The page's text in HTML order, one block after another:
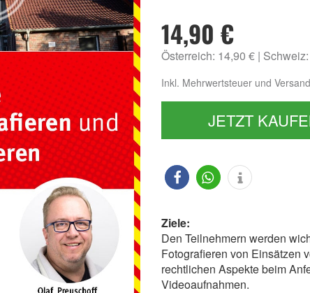
14,90 €
Österreich: 14,90 €
Inkl. Mehrwertsteuer und
JETZT
Ziele:
Den Teilnehmern werden
Fotografieren von Einsätzen
rechtlichen Aspekte beim
Videoaufnahmen.